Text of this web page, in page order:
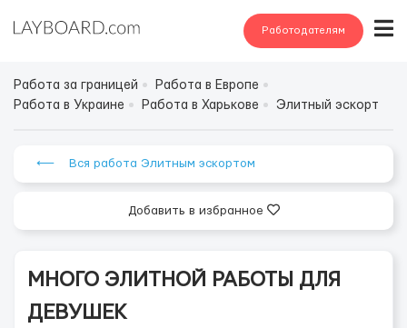
Работодателям
Работа за границей
Работа в Европе
Работа в Украине
Работа в Харькове Элитный эскорт
⟵ Вся работа Элитным эскортом
Добавить в избранное
МНОГО ЭЛИТНОЙ РАБОТЫ ДЛЯ
ДЕВУШЕК